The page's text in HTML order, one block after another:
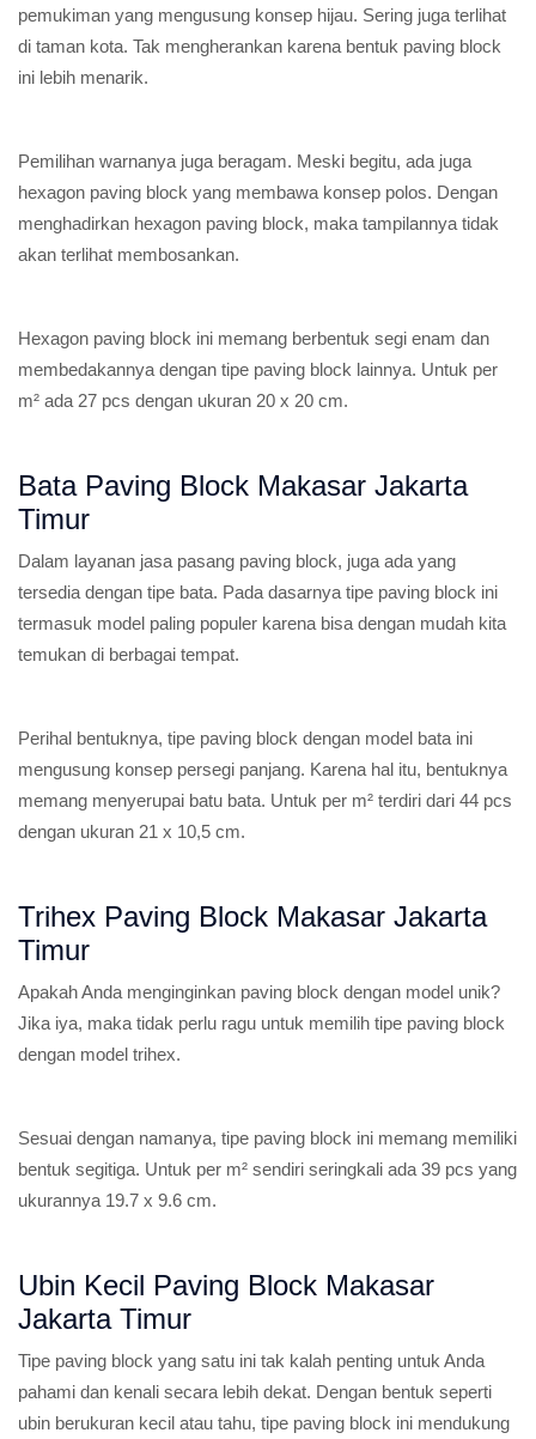
pemukiman yang mengusung konsep hijau. Sering juga terlihat
di taman kota. Tak mengherankan karena bentuk paving block
ini lebih menarik.
Pemilihan warnanya juga beragam. Meski begitu, ada juga
hexagon paving block yang membawa konsep polos. Dengan
menghadirkan hexagon paving block, maka tampilannya tidak
akan terlihat membosankan.
Hexagon paving block ini memang berbentuk segi enam dan
membedakannya dengan tipe paving block lainnya. Untuk per
m² ada 27 pcs dengan ukuran 20 x 20 cm.
Bata Paving Block Makasar Jakarta
Timur
Dalam layanan jasa pasang paving block, juga ada yang
tersedia dengan tipe bata. Pada dasarnya tipe paving block ini
termasuk model paling populer karena bisa dengan mudah kita
temukan di berbagai tempat.
Perihal bentuknya, tipe paving block dengan model bata ini
mengusung konsep persegi panjang. Karena hal itu, bentuknya
memang menyerupai batu bata. Untuk per m² terdiri dari 44 pcs
dengan ukuran 21 x 10,5 cm.
Trihex Paving Block Makasar Jakarta
Timur
Apakah Anda menginginkan paving block dengan model unik?
Jika iya, maka tidak perlu ragu untuk memilih tipe paving block
dengan model trihex.
Sesuai dengan namanya, tipe paving block ini memang memiliki
bentuk segitiga. Untuk per m² sendiri seringkali ada 39 pcs yang
ukurannya 19.7 x 9.6 cm.
Ubin Kecil Paving Block Makasar
Jakarta Timur
Tipe paving block yang satu ini tak kalah penting untuk Anda
pahami dan kenali secara lebih dekat. Dengan bentuk seperti
ubin berukuran kecil atau tahu, tipe paving block ini mendukung